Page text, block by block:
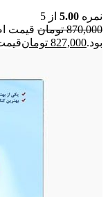
نمره 5.00 از 5
870,000 تومان
بود.827,000 تومانقیمت